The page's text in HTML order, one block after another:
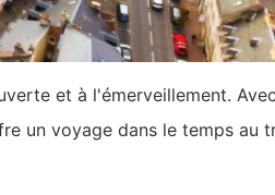
et à l'émerveillement.
un voyage dans le temps au